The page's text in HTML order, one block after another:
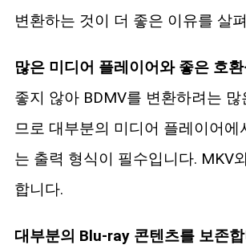
변환하는 것이 더 좋은 이유를 살
많은 미디어 플레이어와 좋은 호
좋지 않아 BDMV를 변환하려는 많
므로 대부분의 미디어 플레이어에
는 출력 형식이 필수입니다. MKV
합니다.
대부분의 Blu-ray 콘텐츠를 보존